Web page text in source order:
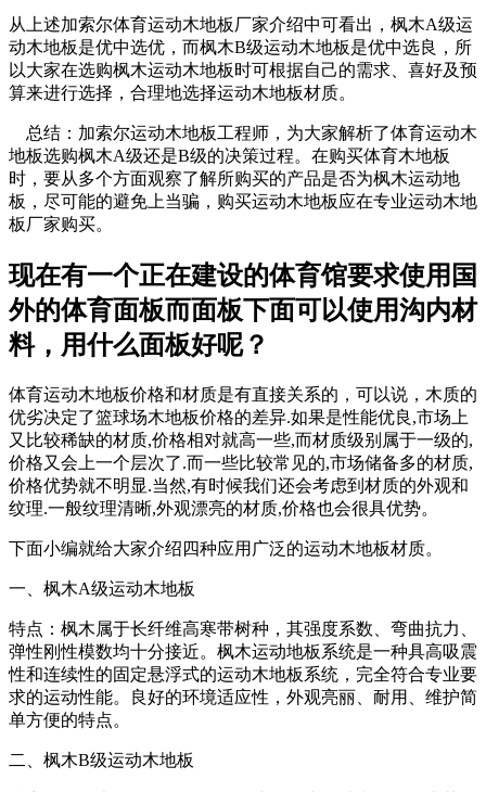
从上述加索尔体育运动木地板厂家介绍中可看出，枫木A级运
动木地板是优中选优，而枫木B级运动木地板是优中选良，所
以大家在选购枫木运动木地板时可根据自己的需求、喜好及预
算来进行选择，合理地选择运动木地板材质。
总结：加索尔运动木地板工程师，为大家解析了体育运动木
地板选购枫木A级还是B级的决策过程。在购买体育木地板
时，要从多个方面观察了解所购买的产品是否为枫木运动地
板，尽可能的避免上当骗，购买运动木地板应在专业运动木地
板厂家购买。
现在有一个正在建设的体育馆要求使用国
外的体育面板而面板下面可以使用沟内材
料，用什么面板好呢？
体育运动木地板价格和材质是有直接关系的，可以说，木质的
优劣决定了篮球场木地板价格的差异.如果是性能优良,市场上
又比较稀缺的材质,价格相对就高一些,而材质级别属于一级的,
价格又会上一个层次了.而一些比较常见的,市场储备多的材质,
价格优势就不明显.当然,有时候我们还会考虑到材质的外观和
纹理.一般纹理清晰,外观漂亮的材质,价格也会很具优势。
下面小编就给大家介绍四种应用广泛的运动木地板材质。
一、枫木A级运动木地板
特点：枫木属于长纤维高寒带树种，其强度系数、弯曲抗力、
弹性刚性模数均十分接近。枫木运动地板系统是一种具高吸震
性和连续性的固定悬浮式的运动木地板系统，完全符合专业要
求的运动性能。良好的环境适应性，外观亮丽、耐用、维护简
单方便的特点。
二、枫木B级运动木地板